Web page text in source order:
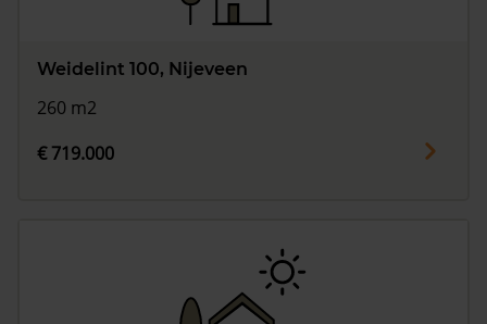
Weidelint 100, Nijeveen
260 m2
€ 719.000